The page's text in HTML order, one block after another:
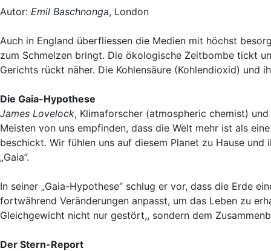
Autor: Emil Baschnonga, London
Auch in England überfliessen die Medien mit höchst
zum Schmelzen bringt. Die ökologische Zeitbombe tickt
Gerichts rückt näher. Die Kohlensäure (Kohlendioxid) und
Die Gaia-Hypothese
James Lovelock, Klimaforscher (atmospheric chemist)
Meisten von uns empfinden, dass die Welt mehr ist als
beschickt. Wir fühlen uns auf diesem Planet zu Hause
„Gaia”.
In seiner „Gaia-Hypothese“ schlug er vor, dass die Erde
fortwährend Veränderungen anpasst, um das Leben zu
Gleichgewicht nicht nur gestört,, sondern dem
Der Stern-Report